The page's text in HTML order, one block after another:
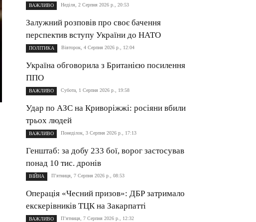
ВАЖЛИВО Неділя, 2 Серпня 2026 р., 20:53
Залужний розповів про своє бачення
перспектив вступу України до НАТО
ПОЛІТИКА Вівторок, 4 Серпня 2026 р., 12:04
Україна обговорила з Британією посилення
ППО
ВАЖЛИВО Субота, 1 Серпня 2026 р., 19:58
Удар по АЗС на Криворіжжі: росіяни вбили
трьох людей
ВАЖЛИВО Понеділок, 3 Серпня 2026 р., 17:13
Генштаб: за добу 233 бої, ворог застосував
понад 10 тис. дронів
ВІЙНА П’ятниця, 7 Серпня 2026 р., 08:53
Операція «Чесний призов»: ДБР затримало
екскерівників ТЦК на Закарпатті
ВАЖЛИВО П’ятниця, 7 Серпня 2026 р., 12:32